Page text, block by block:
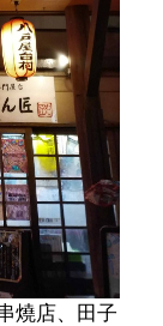
燒店、田子